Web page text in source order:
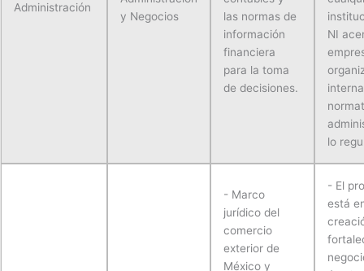
Administración
y Negocios
las normas de
información
financiera
para la toma
de decisiones.
NI
lo
- Marco
jurídico del
comercio
exterior de
México y
- El
está